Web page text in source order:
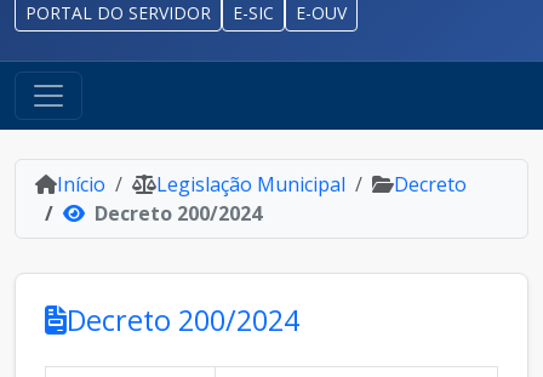
PORTAL DO SERVIDOR
E-SIC E-OUV
Início Legislação Municipal
Decreto
Decreto 200/2024
Decreto 200/2024